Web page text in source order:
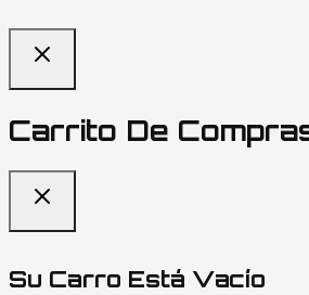
Carrito De
Su Carro Está Vacío